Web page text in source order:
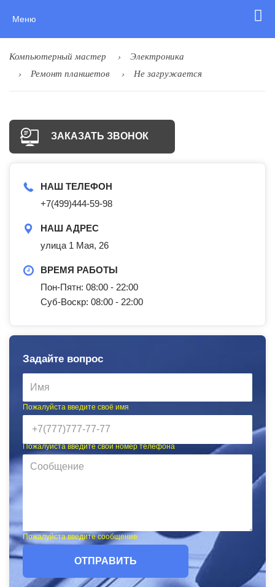
Меню
Компьютерный мастер
Электроника
Ремонт планшетов
Не загружается
ЗАКАЗАТЬ ЗВОНОК
НАШ ТЕЛЕФОН
+7(499)444-59-98
НАШ АДРЕС
улица 1 Мая, 26
ВРЕМЯ РАБОТЫ
Пон-Пятн: 08:00 - 22:00
Суб-Воскр: 08:00 - 22:00
Задайте вопрос
Пожалуйста введите своё имя
Пожалуйста введите свой номер телефона
Пожалуйста введите сообщение
ОТПРАВИТЬ